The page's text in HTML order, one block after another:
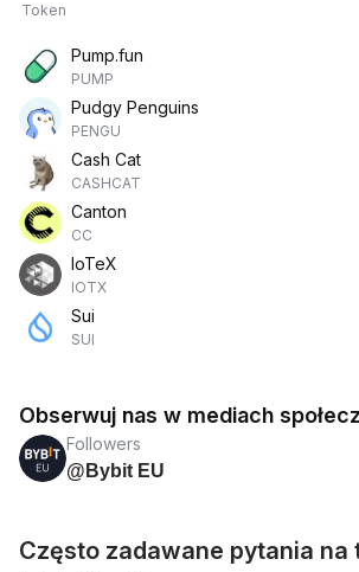
Token
Pump.fun
PUMP
Pudgy Penguins
PENGU
Cash Cat
CASHCAT
Canton
CC
IoTeX
IOTX
Sui
SUI
Obserwuj nas w mediach
Followers
@Bybit EU
Często zadawane pytania na